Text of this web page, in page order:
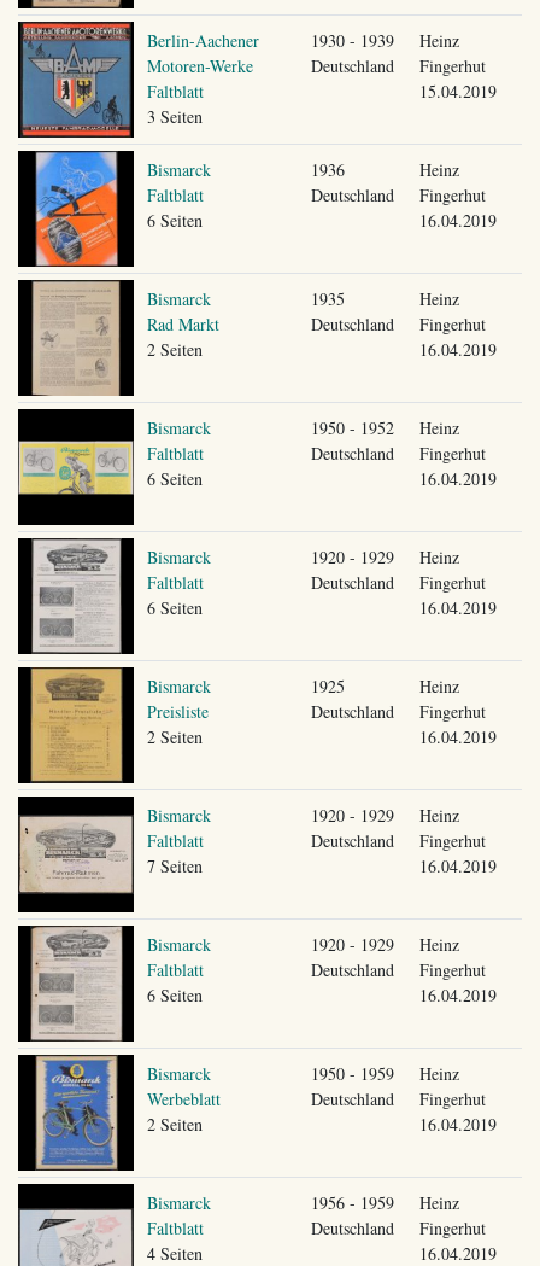
Berlin-Aachener
Motoren-Werke
Faltblatt
3 Seiten
1930 - 1939
Deutschland
Heinz
Fingerhut
15.04.2019
Bismarck
Faltblatt
6 Seiten
1936
Deutschland
Heinz
Fingerhut
16.04.2019
Bismarck
Rad Markt
2 Seiten
1935
Deutschland
Heinz
Fingerhut
16.04.2019
Bismarck
Faltblatt
6 Seiten
1950 - 1952
Deutschland
Heinz
Fingerhut
16.04.2019
Bismarck
Faltblatt
6 Seiten
1920 - 1929
Deutschland
Heinz
Fingerhut
16.04.2019
Bismarck
Preisliste
2 Seiten
1925
Deutschland
Heinz
Fingerhut
16.04.2019
Bismarck
Faltblatt
7 Seiten
1920 - 1929
Deutschland
Heinz
Fingerhut
16.04.2019
Bismarck
Faltblatt
6 Seiten
1920 - 1929
Deutschland
Heinz
Fingerhut
16.04.2019
Bismarck
Werbeblatt
2 Seiten
1950 - 1959
Deutschland
Heinz
Fingerhut
16.04.2019
Bismarck
Faltblatt
4 Seiten
1956 - 1959
Deutschland
Heinz
Fingerhut
16.04.2019